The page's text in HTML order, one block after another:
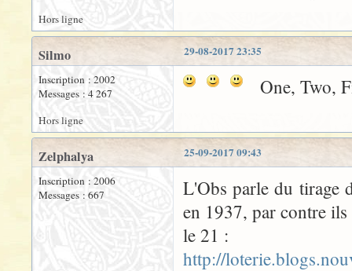
Hors ligne
29-08-2017 23:35
Silmo
Inscription : 2002
Messages : 4 267
One, Two,
Hors ligne
25-09-2017 09:43
Zelphalya
Inscription : 2006
Messages : 667
L'Obs parle du tirage
en 1937, par contre
le 21 :
http://